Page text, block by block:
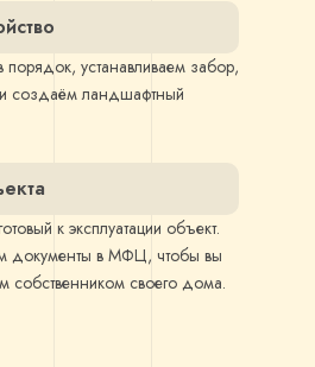
порядок, устанавливаем забор,
и создаём ландшафтный
к эксплуатации объект.
документы в МФЦ, чтобы вы
собственником своего дома.